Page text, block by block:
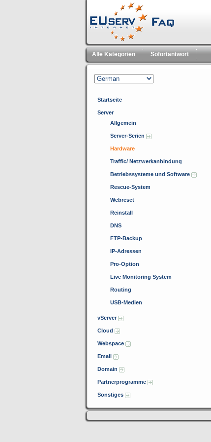
Alle Kategorien Sofortantwort
Startseite
Server
Allgemein
Server-Serien
Hardware
Traffic/ Netzwerkanbindung
Betriebssysteme und Software
Rescue-System
Webreset
Reinstall
DNS
FTP-Backup
IP-Adressen
Pro-Option
Live Monitoring System
Routing
USB-Medien
vServer
Cloud
Webspace
Email
Domain
Partnerprogramme
Sonstiges